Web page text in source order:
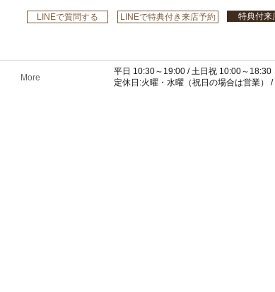
LINEで質問する LINEで特典付き来店予約 特典付来
More
平日 10:30～19:00 /土日祝 10:00～18:30
​定休日:火曜・水曜 （祝日の場合は営業） /